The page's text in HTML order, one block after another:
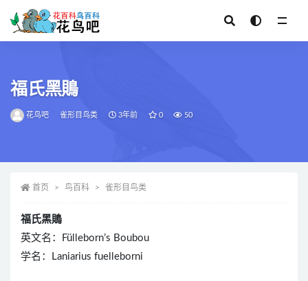
福氏黑鵙
花鸟吧 雀形目鸟类 3年前 0 50
首页 鸟百科 雀形目鸟类
福氏黑鵙
英文名：Fülleborn’s Boubou
学名：Laniarius fuelleborni